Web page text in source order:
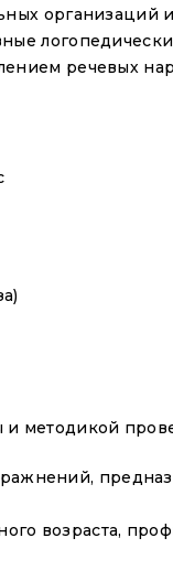
организаций и
речевых
методикой
возраста,